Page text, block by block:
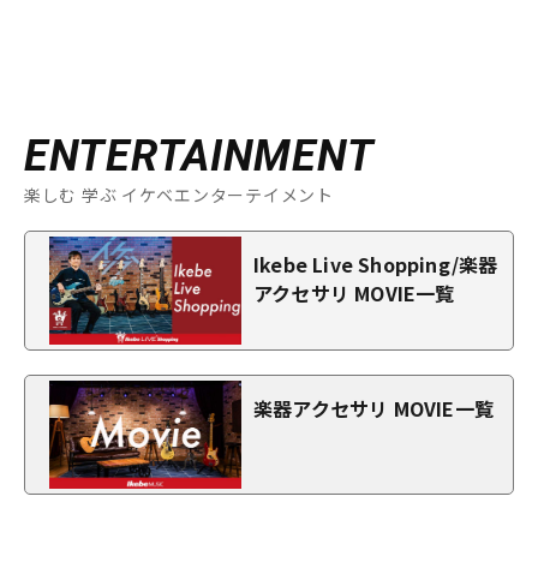
ENTERTAINMENT
楽しむ 学ぶ イケベエンターテイメント
Ikebe Live Shopping/楽器
アクセサリ MOVIE一覧
楽器アクセサリ MOVIE一覧